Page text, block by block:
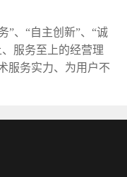
、“自主创新”、“诚
服务至上的经营理
服务实力、为用户不